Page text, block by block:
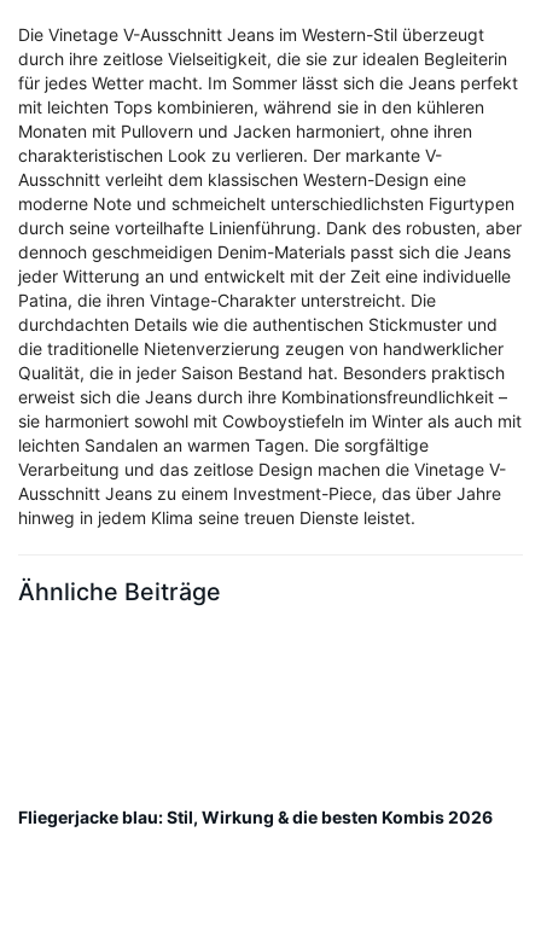
Die Vinetage V-Ausschnitt Jeans im Western-Stil überzeugt
durch ihre zeitlose Vielseitigkeit, die sie zur idealen Begleiterin
für jedes Wetter macht. Im Sommer lässt sich die Jeans perfekt
mit leichten Tops kombinieren, während sie in den kühleren
Monaten mit Pullovern und Jacken harmoniert, ohne ihren
charakteristischen Look zu verlieren. Der markante V-
Ausschnitt verleiht dem klassischen Western-Design eine
moderne Note und schmeichelt unterschiedlichsten Figurtypen
durch seine vorteilhafte Linienführung. Dank des robusten, aber
dennoch geschmeidigen Denim-Materials passt sich die Jeans
jeder Witterung an und entwickelt mit der Zeit eine individuelle
Patina, die ihren Vintage-Charakter unterstreicht. Die
durchdachten Details wie die authentischen Stickmuster und
die traditionelle Nietenverzierung zeugen von handwerklicher
Qualität, die in jeder Saison Bestand hat. Besonders praktisch
erweist sich die Jeans durch ihre Kombinations­freundlichkeit –
sie harmoniert sowohl mit Cowboystiefeln im Winter als auch mit
leichten Sandalen an warmen Tagen. Die sorgfältige
Verarbeitung und das zeitlose Design machen die Vinetage V-
Ausschnitt Jeans zu einem Investment-Piece, das über Jahre
hinweg in jedem Klima seine treuen Dienste leistet.
Ähnliche Beiträge
Fliegerjacke blau: Stil, Wirkung & die besten Kombis 2026